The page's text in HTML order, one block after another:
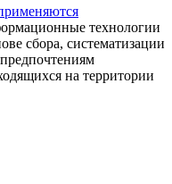
технологии
сбора, систематизации
на территории